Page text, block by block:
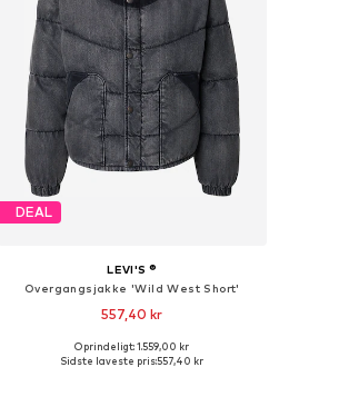
DEAL
LEVI'S ®
Overgangsjakke 'Wild West Short'
557,40 kr
Tilgængelige størrelser: S, M, L, XL
Oprindeligt: 1.559,00 kr
Sidste laveste pris:557,40 kr